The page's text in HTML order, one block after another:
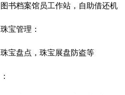
图书档案馆员工作站，自助借还机
珠宝管理：
珠宝盘点，珠宝展盘防盗等
：